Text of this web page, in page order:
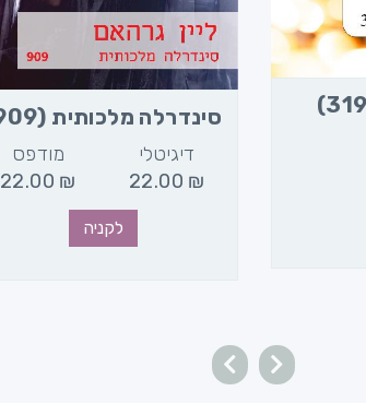
סינדרלה מלכותית (909)
מודפס
22.00 ₪
דיגיטלי
22.00 ₪
לקניה